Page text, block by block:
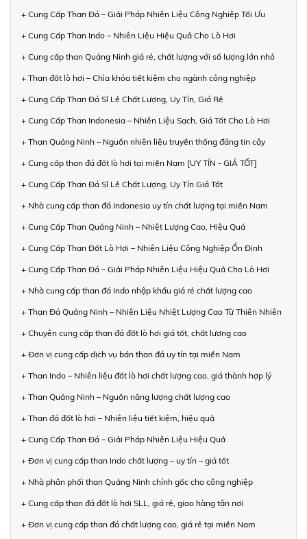
+ Cung Cấp Than Đá – Giải Pháp Nhiên Liệu Công Nghiệp Tối Ưu
+ Cung Cấp Than Indo – Nhiên Liệu Hiệu Quả Cho Lò Hơi
+ Cung cấp than Quảng Ninh giá rẻ, chất lượng với số lượng lớn nhỏ
+ Than đốt lò hơi – Chìa khóa tiết kiệm cho ngành công nghiệp
+ Cung Cấp Than Đá Sỉ Lẻ Chất Lượng, Uy Tín, Giá Rẻ
+ Cung Cấp Than Indonesia – Nhiên Liệu Sạch, Giá Tốt Cho Lò Hơi
+ Than Quảng Ninh – Nguồn nhiên liệu truyền thống đáng tin cậy
+ Cung cấp than đá đốt lò hơi tại miền Nam [UY TÍN - GIÁ TỐT]
+ Cung Cấp Than Đá Sỉ Lẻ Chất Lượng, Uy Tín Giá Tốt
+ Nhà cung cấp than đá Indonesia uy tín chất lượng tại miền Nam
+ Cung Cấp Than Quảng Ninh – Nhiệt Lượng Cao, Hiệu Quả
+ Cung Cấp Than Đốt Lò Hơi – Nhiên Liệu Công Nghiệp Ổn Định
+ Cung Cấp Than Đá – Giải Pháp Nhiên Liệu Hiệu Quả Cho Lò Hơi
+ Nhà cung cấp than đá Indo nhập khẩu giá rẻ chất lượng cao
+ Than Đá Quảng Ninh – Nhiên Liệu Nhiệt Lượng Cao Từ Thiên Nhiên
+ Chuyên cung cấp than đá đốt lò hơi giá tốt, chất lượng cao
+ Đơn vị cung cấp dịch vụ bán than đá uy tín tại miền Nam
+ Than Indo – Nhiên liệu đốt lò hơi chất lượng cao, giá thành hợp lý
+ Than Quảng Ninh – Nguồn năng lượng chất lượng cao
+ Than đá đốt lò hơi – Nhiên liệu tiết kiệm, hiệu quả
+ Cung Cấp Than Đá – Giải Pháp Nhiên Liệu Hiệu Quả
+ Đơn vị cung cấp than Indo chất lượng – uy tín – giá tốt
+ Nhà phân phối than Quảng Ninh chính gốc cho công nghiệp
+ Cung cấp than đá đốt lò hơi SLL, giá rẻ, giao hàng tận nơi
+ Đơn vị cung cấp than đá chất lượng cao, giá rẻ tại miền Nam